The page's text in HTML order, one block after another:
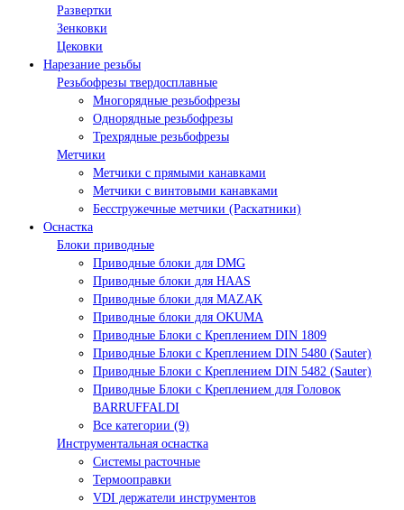
Развертки
Зенковки
Цековки
Нарезание резьбы
Резьбофрезы твердосплавные
Многорядные резьбофрезы
Однорядные резьбофрезы
Трехрядные резьбофрезы
Метчики
Метчики с прямыми канавками
Метчики с винтовыми канавками
Бесстружечные метчики (Раскатники)
Оснастка
Блоки приводные
Приводные блоки для DMG
Приводные блоки для HAAS
Приводные блоки для MAZAK
Приводные блоки для OKUMA
Приводные Блоки с Креплением DIN 1809
Приводные Блоки с Креплением DIN 5480 (Sauter)
Приводные Блоки с Креплением DIN 5482 (Sauter)
Приводные Блоки с Креплением для Головок
BARRUFFALDI
Все категории (9)
Инструментальная оснастка
Системы расточные
Термооправки
VDI держатели инструментов